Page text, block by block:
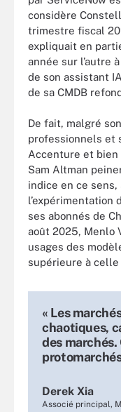
considère
trimestre fiscal
expliquait en
année sur l’autre
de son assistant
de sa CMDB
De fait, malgré
professionnels et
Accenture et bien
Sam Altman
indice en ce
l’expérimentation
ses abonnés de
août 2025, Menlo
usages des
supérieure à celle
« Les
chaotiques,
des marchés.
Derek Xia
Associé principal,